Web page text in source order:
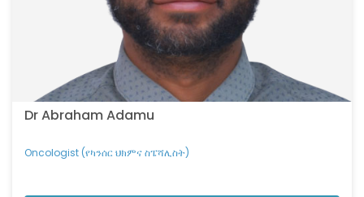
Urologist (የኩላሊት፡ የፕሮስቴት፡ የሽንት ፊኛና ትቦ ቀዶ
ህክምና ስፔሻሊስት)
Vascular Surgeon (የደም ስር ቀዶ ህክምና ሰብ
ስፔሻሊስት)
Dr Abraham Adamu
Oncologist (የካንሰር ህክምና ስፔሻሊስት)